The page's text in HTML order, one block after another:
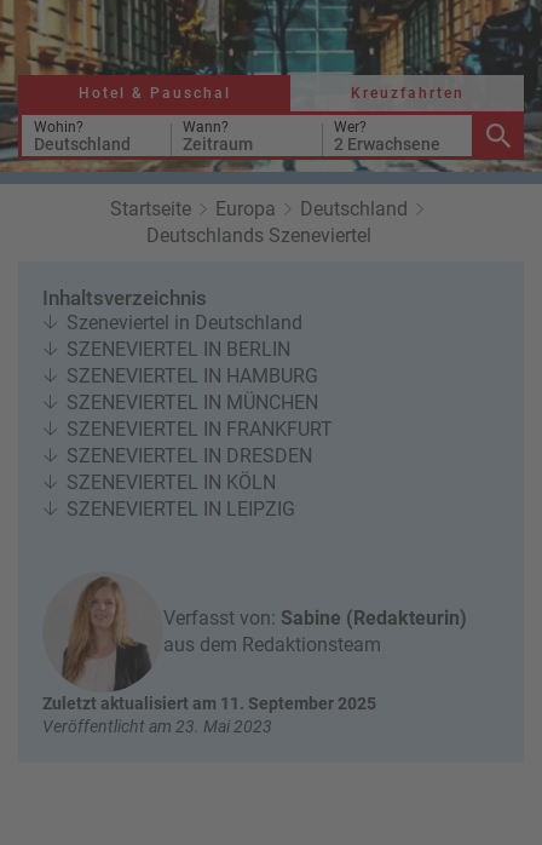
s
M
at
s
R
e
e
x
p
e
rt
e
n
o
u
U
e
u
f
a
h
rt
e
n
u
c
r
L
a
ut
e
U
rl
a
u
b
of
B
n
ef
Hotel & Pauschal
Kreuzfahrten
Wohin?
Deutschland
Wann?
Zeitraum
Wer?
2 Erwachsene
Startseite Europa
Deutschland
Deutschlands Szeneviertel
Inhaltsverzeichnis
Szeneviertel in Deutschland
SZENEVIERTEL IN BERLIN
SZENEVIERTEL IN HAMBURG
SZENEVIERTEL IN MÜNCHEN
SZENEVIERTEL IN FRANKFURT
SZENEVIERTEL IN DRESDEN
SZENEVIERTEL IN KÖLN
SZENEVIERTEL IN LEIPZIG
Verfasst von: Sabine (Redakteurin)
aus dem Redaktionsteam
Zuletzt aktualisiert am 11. September 2025
Veröffentlicht am 23. Mai 2023